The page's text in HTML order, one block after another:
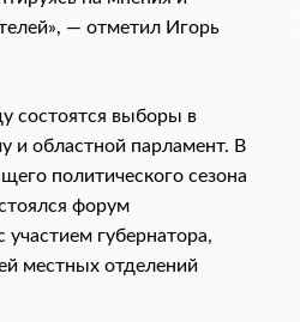
— отметил Игорь
состоятся выборы в
и областной парламент. В
политического сезона
форум
губернатора,
местных отделений